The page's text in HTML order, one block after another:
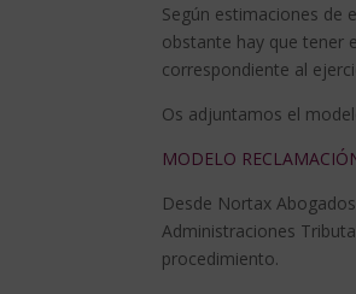
Según estimaciones de
obstante hay que tener
correspondiente al
Os adjuntamos el
MODELO
Desde Nortax
Administraciones
procedimiento.